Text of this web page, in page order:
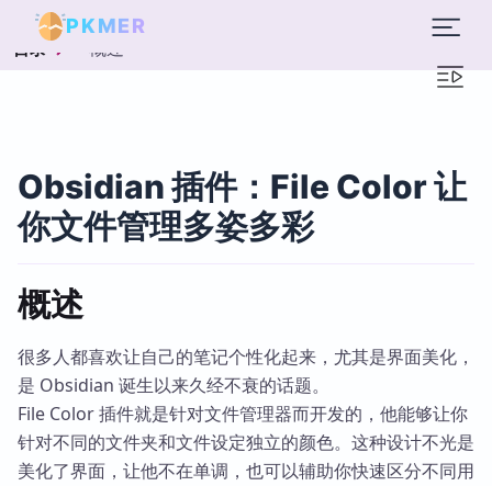
PKMER
目录 概述
Obsidian 插件：File Color 让
你文件管理多姿多彩
概述
很多人都喜欢让自己的笔记个性化起来，尤其是界面美化，
是 Obsidian 诞生以来久经不衰的话题。
File Color 插件就是针对文件管理器而开发的，他能够让你
针对不同的文件夹和文件设定独立的颜色。这种设计不光是
美化了界面，让他不在单调，也可以辅助你快速区分不同用